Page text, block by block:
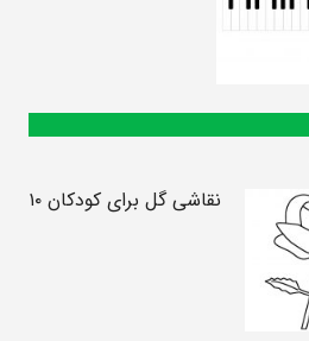
نقاشی گل برای کودکان ۱۰